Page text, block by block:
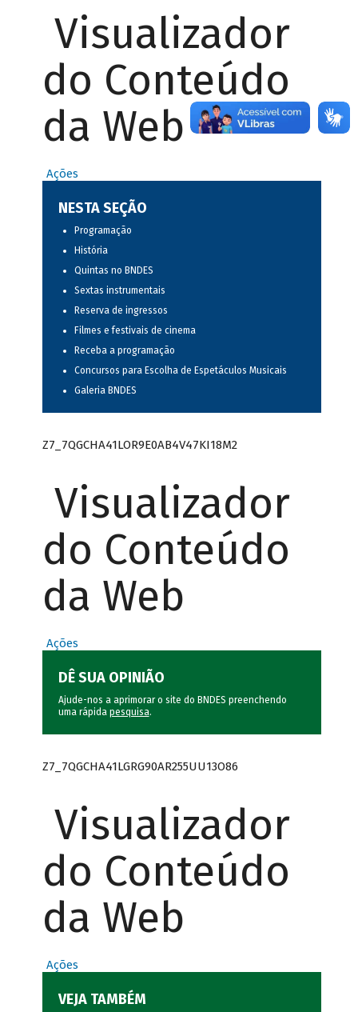
Visualizador
do Conteúdo
da Web
Ações
NESTA SEÇÃO
Programação
História
Quintas no BNDES
Sextas instrumentais
Reserva de ingressos
Filmes e festivais de cinema
Receba a programação
Concursos para Escolha de Espetáculos Musicais
Galeria BNDES
Z7_7QGCHA41LOR9E0AB4V47KI18M2
Visualizador
do Conteúdo
da Web
Ações
DÊ SUA OPINIÃO
Ajude-nos a aprimorar o site do BNDES preenchendo
uma rápida pesquisa.
Z7_7QGCHA41LGRG90AR255UU13O86
Visualizador
do Conteúdo
da Web
Ações
VEJA TAMBÉM